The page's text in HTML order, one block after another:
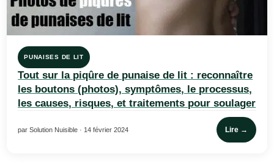
PUNAISES DE LIT
Tout sur la piqûre de punaise de lit : reconnaître
les boutons (photos), symptômes, le processus,
les causes, risques, et traitements pour soulager
par Solution Nuisible · 14 février 2024 Lire →